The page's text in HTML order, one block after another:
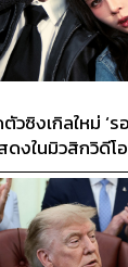
ตัวซิงเกิลใหม่ ‘
ดงในมิวสิกวิดีโอ